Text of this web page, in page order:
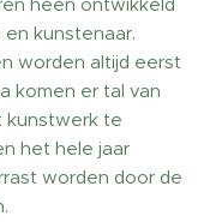
kunstenaar.
worden altijd eerst
komen er tal van
kunstwerk te
het hele jaar
worden door de